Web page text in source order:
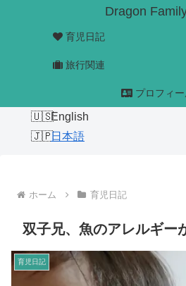
Dragon
育児日記
旅行関連
プロフィ
English
日本語
ホーム 育児日記
双子兄、魚のアレルギー
育児日記